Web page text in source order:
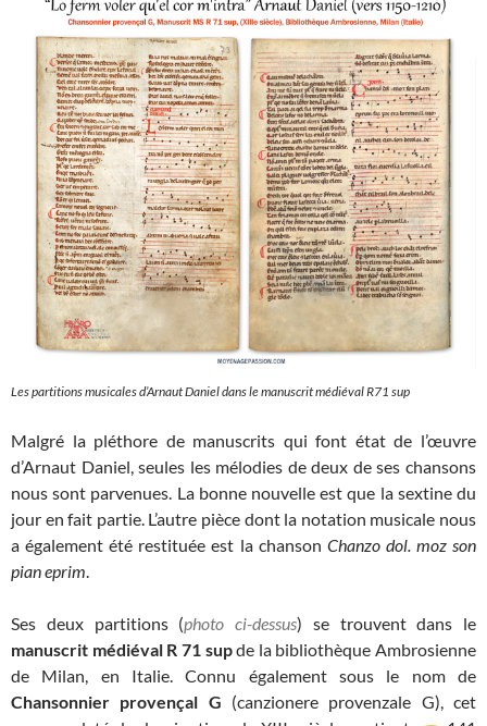
Les partitions musicales d’Arnaut Daniel dans le manuscrit médiéval R71 sup
Malgré la pléthore de manuscrits qui font état de l’œuvre
d’Arnaut Daniel, seules les mélodies de deux de ses chansons
nous sont parvenues. La bonne nouvelle est que la sextine du
jour en fait partie. L’autre pièce dont la notation musicale nous
a également été restituée est la chanson Chanzo dol. moz son
pian eprim.
Ses deux partitions (photo ci-dessus) se trouvent dans le
manuscrit médiéval R 71 supde la bibliothèque Ambrosienne
de Milan, en Italie. Connu également sous le nom de
Chansonnier provençal G (canzionere provenzale G), cet